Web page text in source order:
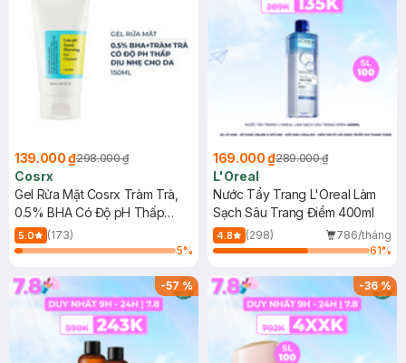
139.000 ₫298.000 ₫
Cosrx
Gel Rửa Mặt Cosrx Tràm Trà,
0.5% BHA Có Độ pH Thấp
150ml
5.0
(173)
5%
169.000 ₫289.000 ₫
L'Oreal
Nước Tẩy Trang L'Oreal Làm
Sạch Sâu Trang Điểm 400ml
4.8 (298)
786/tháng
61%
-57% -36%